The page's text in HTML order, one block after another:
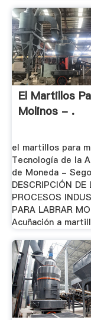
El Martillos
Molinos - .
el martillos para
Tecnología de la
de Moneda -
DESCRIPCIÓN DE
PROCESOS
PARA LABRAR
Acuñación a